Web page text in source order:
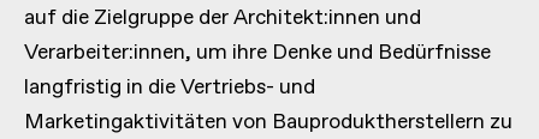
auf die Zielgruppe der Architekt:innen und
Verarbeiter:innen, um ihre Denke und Bedürfnisse
langfristig in die Vertriebs- und
Marketingaktivitäten von Bauproduktherstellern zu